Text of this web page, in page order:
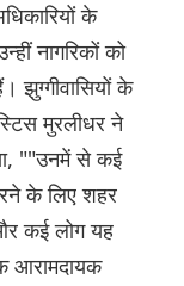
के
नागरिकों को
झुग्गीवासियों के
मुरलीधर ने
""उनमें से कई
के लिए शहर
कई लोग यह
आरामदायक